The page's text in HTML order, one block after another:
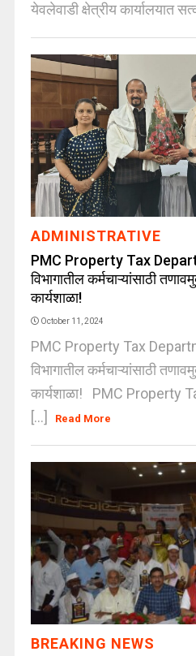
येवलेवाडी क्षेत्रीय कार्यालयात
ADMINISTRATIVE
PMC Property Tax
विभागातील कर्मचाऱ्यांसाठी
कार्यशाळा!
October 11, 2024
PMC Property Tax
विभागातील कर्मचाऱ्यांसाठी
कार्यशाळा! PMC Property
[...]
Read More
BREAKING NEWS